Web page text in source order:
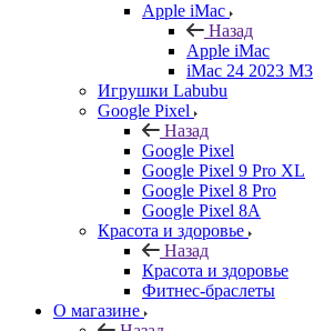
Apple iMac
Назад
Apple iMac
iMac 24 2023 M3
Игрушки Labubu
Google Pixel
Назад
Google Pixel
Google Pixel 9 Pro XL
Google Pixel 8 Pro
Google Pixel 8A
Красота и здоровье
Назад
Красота и здоровье
Фитнес-браслеты
О магазине